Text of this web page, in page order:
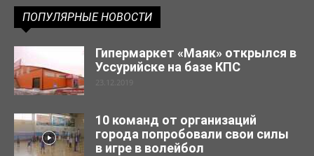
ПОПУЛЯРНЫЕ НОВОСТИ
Гипермаркет «Маяк» открылся в
Уссурийске на базе КПС
23.12.2019
10 команд от организаций
города попробовали свои силы
в игре в волейбол